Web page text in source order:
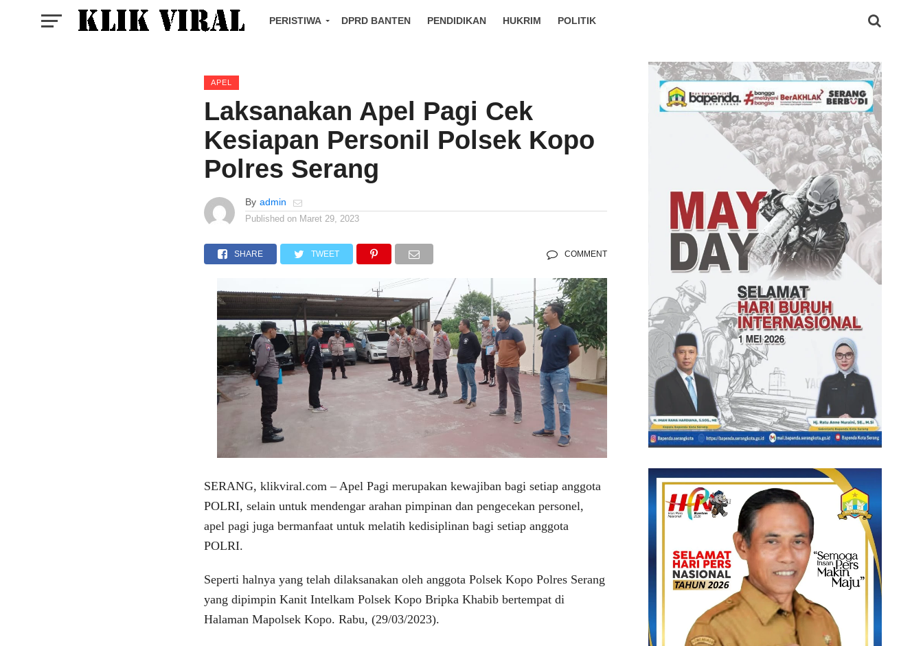
PERISTIWA DPRD BANTEN PENDIDIKAN HUKRIM POLITIK
APEL
Laksanakan Apel Pagi Cek
Kesiapan Personil Polsek Kopo
Polres Serang
By admin
Published on Maret 29, 2023
SHARE TWEET COMMENT
SERANG, klikviral.com – Apel Pagi merupakan kewajiban bagi setiap anggota
POLRI, selain untuk mendengar arahan pimpinan dan pengecekan personel,
apel pagi juga bermanfaat untuk melatih kedisiplinan bagi setiap anggota
POLRI.
Seperti halnya yang telah dilaksanakan oleh anggota Polsek Kopo Polres Serang
yang dipimpin Kanit Intelkam Polsek Kopo Bripka Khabib bertempat di
Halaman Mapolsek Kopo. Rabu, (29/03/2023).